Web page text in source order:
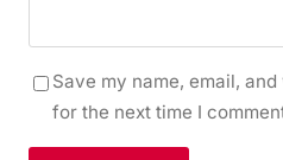
Save my name, email,
for the next time I